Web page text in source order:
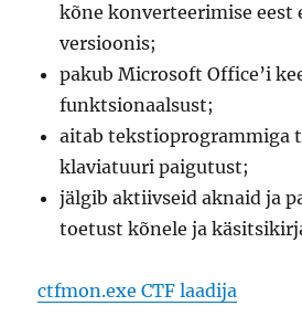
kõne konverteerimise eest
versioonis;
pakub Microsoft Office’i
funktsionaalsust;
aitab tekstioprogrammiga
klaviatuuri paigutust;
jälgib aktiivseid aknaid ja
toetust kõnele ja
ctfmon.exe CTF laadija